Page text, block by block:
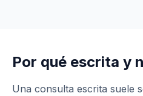
Por qué escrita y
Una consulta escrita suele